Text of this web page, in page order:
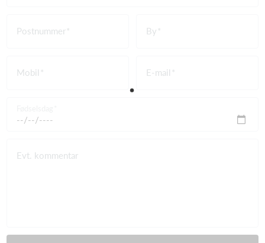
Postnummer By
Mobil E-mail
Evt. kommentar